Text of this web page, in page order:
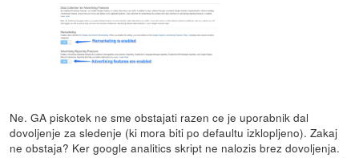
Ne. GA piskotek ne sme obstajati razen ce je uporabnik dal
dovoljenje za sledenje (ki mora biti po defaultu izklopljeno). Zakaj
ne obstaja? Ker google analitics skript ne nalozis brez dovoljenja.